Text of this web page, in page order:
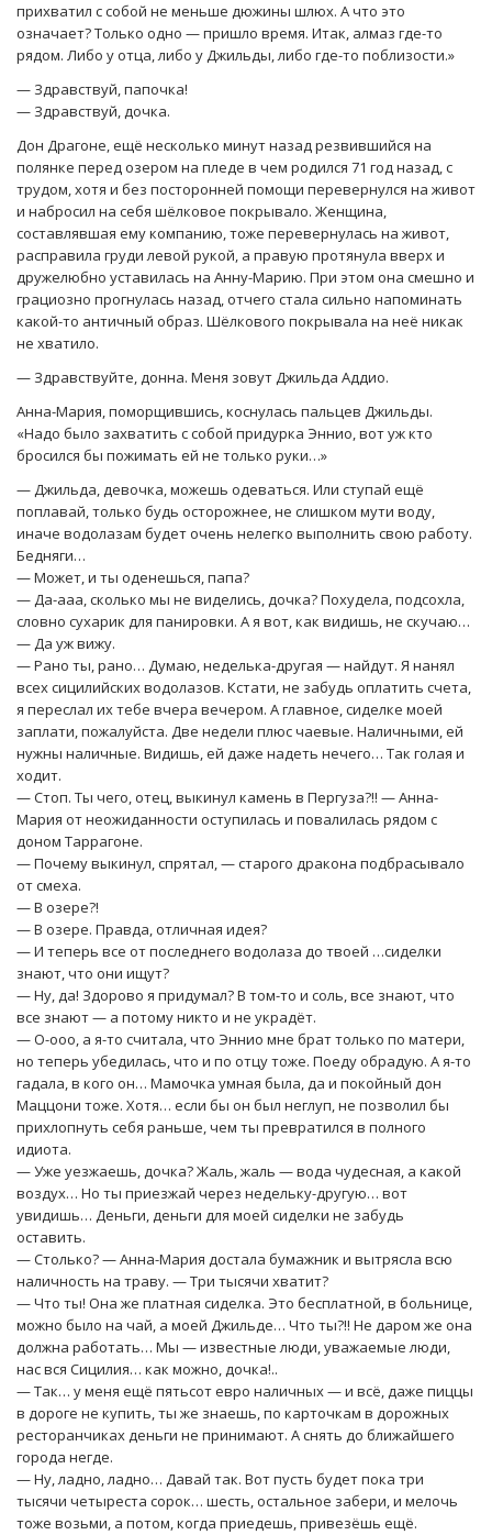
прихватил с собой не меньше дюжины шлюх. А что это
означает? Только одно — пришло время. Итак, алмаз где-то
рядом. Либо у отца, либо у Джильды, либо где-то поблизости.»
— Здравствуй, папочка!
— Здравствуй, дочка.
Дон Драгоне, ещё несколько минут назад резвившийся на
полянке перед озером на пледе в чем родился 71 год назад, с
трудом, хотя и без посторонней помощи перевернулся на живот
и набросил на себя шёлковое покрывало. Женщина,
составлявшая ему компанию, тоже перевернулась на живот,
расправила груди левой рукой, а правую протянула вверх и
дружелюбно уставилась на Анну-Марию. При этом она смешно и
грациозно прогнулась назад, отчего стала сильно напоминать
какой-то античный образ. Шёлкового покрывала на неё никак
не хватило.
— Здравствуйте, донна. Меня зовут Джильда Аддио.
Анна-Мария, поморщившись, коснулась пальцев Джильды.
«Надо было захватить с собой придурка Эннио, вот уж кто
бросился бы пожимать ей не только руки…»
— Джильда, девочка, можешь одеваться. Или ступай ещё
поплавай, только будь осторожнее, не слишком мути воду,
иначе водолазам будет очень нелегко выполнить свою работу.
Бедняги…
— Может, и ты оденешься, папа?
— Да-ааа, сколько мы не виделись, дочка? Похудела, подсохла,
словно сухарик для панировки. А я вот, как видишь, не скучаю…
— Да уж вижу.
— Рано ты, рано… Думаю, неделька-другая — найдут. Я нанял
всех сицилийских водолазов. Кстати, не забудь оплатить счета,
я переслал их тебе вчера вечером. А главное, сиделке моей
заплати, пожалуйста. Две недели плюс чаевые. Наличными, ей
нужны наличные. Видишь, ей даже надеть нечего… Так голая и
ходит.
— Стоп. Ты чего, отец, выкинул камень в Пергуза?!! — Анна-
Мария от неожиданности оступилась и повалилась рядом с
доном Таррагоне.
— Почему выкинул, спрятал, — старого дракона подбрасывало
от смеха.
— В озере?!
— В озере. Правда, отличная идея?
— И теперь все от последнего водолаза до твоей …сиделки
знают, что они ищут?
— Ну, да! Здорово я придумал? В том-то и соль, все знают, что
все знают — а потому никто и не украдёт.
— О-ооо, а я-то считала, что Эннио мне брат только по матери,
но теперь убедилась, что и по отцу тоже. Поеду обрадую. А я-то
гадала, в кого он… Мамочка умная была, да и покойный дон
Маццони тоже. Хотя… если бы он был неглуп, не позволил бы
прихлопнуть себя раньше, чем ты превратился в полного
идиота.
— Уже уезжаешь, дочка? Жаль, жаль — вода чудесная, а какой
воздух… Но ты приезжай через недельку-другую… вот
увидишь… Деньги, деньги для моей сиделки не забудь
оставить.
— Столько? — Анна-Мария достала бумажник и вытрясла всю
наличность на траву. — Три тысячи хватит?
— Что ты! Она же платная сиделка. Это бесплатной, в больнице,
можно было на чай, а моей Джильде… Что ты?!! Не даром же она
должна работать… Мы — известные люди, уважаемые люди,
нас вся Сицилия… как можно, дочка!..
— Так… у меня ещё пятьсот евро наличных — и всё, даже пиццы
в дороге не купить, ты же знаешь, по карточкам в дорожных
ресторанчиках деньги не принимают. А снять до ближайшего
города негде.
— Ну, ладно, ладно… Давай так. Вот пусть будет пока три
тысячи четыреста сорок… шесть, остальное забери, и мелочь
тоже возьми, а потом, когда приедешь, привезёшь ещё.